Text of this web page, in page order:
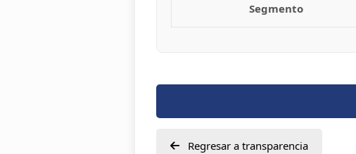
Segmento
Regresar a transparencia